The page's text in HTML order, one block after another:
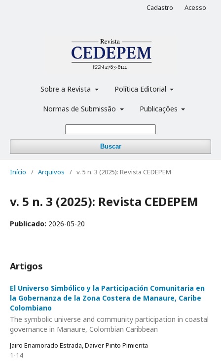
Sobre a Revista Política Editorial
Normas de Submissão Publicações
Buscar
Cadastro Acesso
Início / Arquivos / v. 5 n. 3 (2025): Revista CEDEPEM
v. 5 n. 3 (2025): Revista CEDEPEM
Publicado: 2026-05-20
Artigos
El Universo Simbólico y la Participación Comunitaria en
la Gobernanza de la Zona Costera de Manaure, Caribe
Colombiano
The symbolic universe and community participation in coastal
governance in Manaure, Colombian Caribbean
Jairo Enamorado Estrada, Daiver Pinto Pimienta
1-14